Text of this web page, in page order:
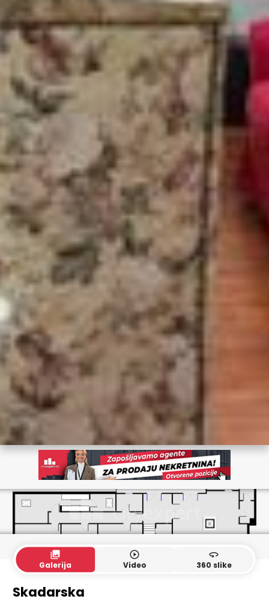
collections
Galerija
play_circle_outline
Video
360
360 slike
Skadarska